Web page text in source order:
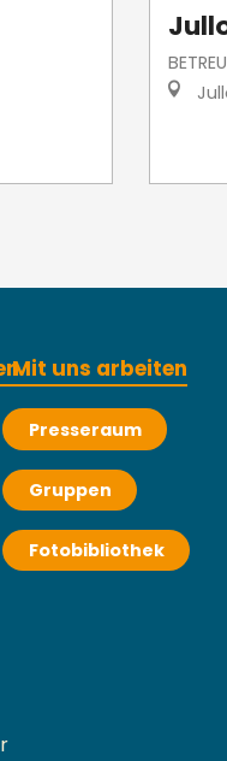
Mit uns arbeiten
Presseraum
Gruppen
Fotobibliothek